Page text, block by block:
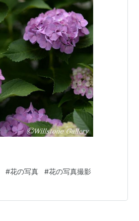
#花の写真 #花の写真撮影